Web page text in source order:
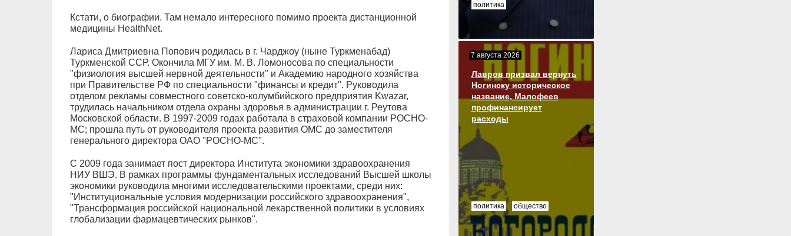
Кстати, о биографии. Там немало интересного помимо проекта дистанционной
медицины HealthNet.
Лариса Дмитриевна Попович родилась в г. Чарджоу (ныне Туркменабад)
Туркменской ССР. Окончила МГУ им. М. В. Ломоносова по специальности
"физиология высшей нервной деятельности" и Академию народного хозяйства
при Правительстве РФ по специальности "финансы и кредит". Руководила
отделом рекламы совместного советско-колумбийского предприятия Kwazar,
трудилась начальником отдела охраны здоровья в администрации г. Реутова
Московской области. В 1997-2009 годах работала в страховой компании РОСНО-
МС; прошла путь от руководителя проекта развития ОМС до заместителя
генерального директора ОАО "РОСНО-МС".
С 2009 года занимает пост директора Института экономики здравоохранения
НИУ ВШЭ. В рамках программы фундаментальных исследований Высшей школы
экономики руководила многими исследовательскими проектами, среди них:
"Институциональные условия модернизации российского здравоохранения",
"Трансформация российской национальной лекарственной политики в условиях
глобализации фармацевтических рынков".
политика
7 августа 2026
Лавров призвал вернуть
Ногинску историческое
название, Малофеев
профинансирует
расходы
политика общество